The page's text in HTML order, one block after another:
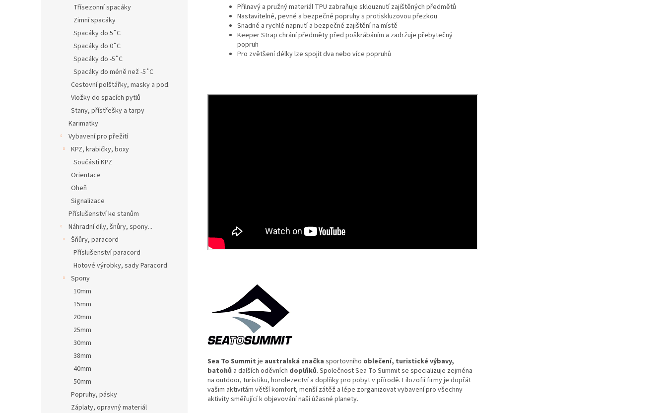
Třísezonní spacáky
Zimní spacáky
Spacáky do 5˚C
Spacáky do 0˚C
Spacáky do -5˚C
Spacáky do méně než -5˚C
Cestovní polštářky, masky a pod.
Vložky do spacích pytlů
Stany, přístřešky a tarpy
Karimatky
Vybavení pro přežití
KPZ, krabičky, boxy
Součásti KPZ
Orientace
Oheň
Signalizace
Příslušenství ke stanům
Náhradní díly, šnůry, spony...
Šňůry, paracord
Příslušenství paracord
Hotové výrobky, sady Paracord
Spony
10mm
15mm
20mm
25mm
30mm
38mm
40mm
50mm
Popruhy, pásky
Záplaty, opravný materiál
Přilnavý a pružný materiál TPU zabraňuje sklouznutí zajištěných předmětů
Nastavitelné, pevné a bezpečné popruhy s protiskluzovou přezkou
Snadné a rychlé napnutí a bezpečné zajištění na místě
Keeper Strap chrání předměty před poškrábáním a zadržuje přebytečný
popruh
Pro zvětšení délky lze spojit dva nebo více popruhů
Sea To Summit je australská značka sportovního oblečení, turistické výbavy,
batohů a dalších oděvních doplňků. Společnost Sea To Summit se specializuje zejména
na outdoor, turistiku, horolezectví a doplňky pro pobyt v přírodě. Filozofií firmy je dopřát
vašim aktivitám větší komfort, menší zátěž a lépe zorganizovat vybavení pro všechny
aktivity směřující k objevování naší úžasné planety.